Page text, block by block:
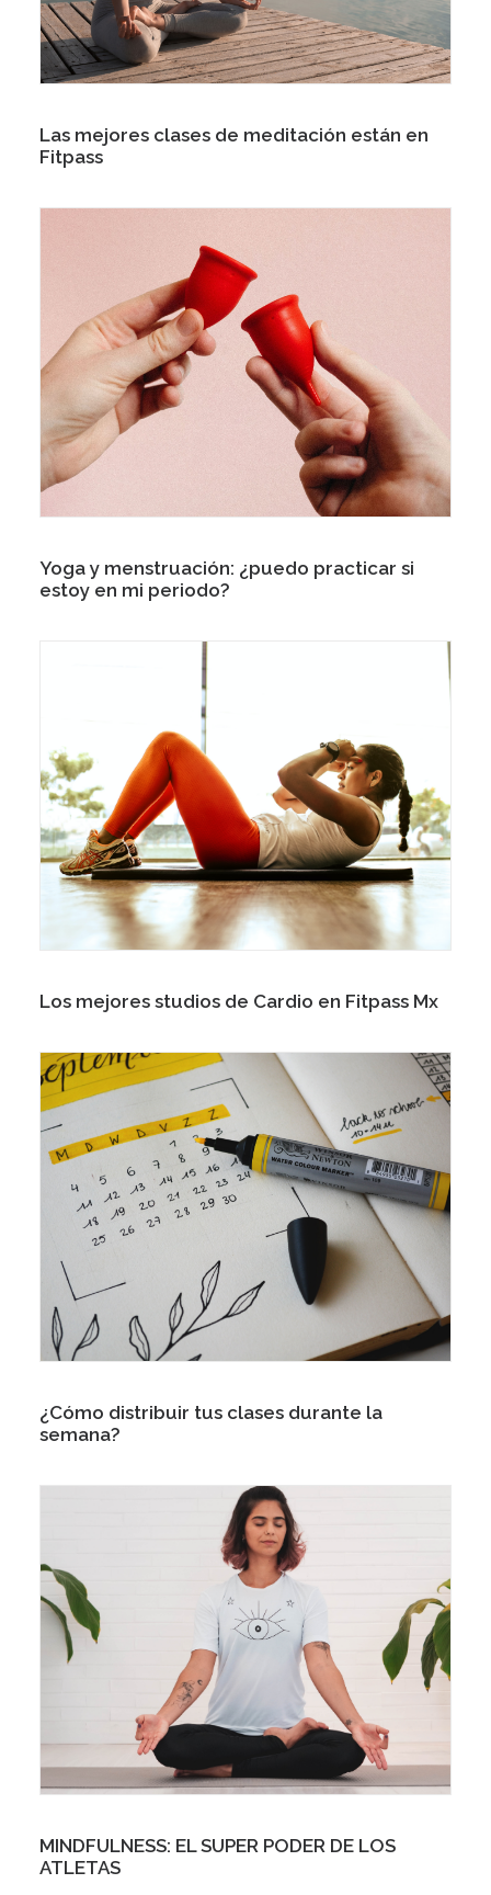
Las mejores clases de meditación están en
Fitpass
Yoga y menstruación: ¿puedo practicar si
estoy en mi periodo?
Los mejores studios de Cardio en Fitpass Mx
¿Cómo distribuir tus clases durante la
semana?
MINDFULNESS: EL SUPER PODER DE LOS
ATLETAS